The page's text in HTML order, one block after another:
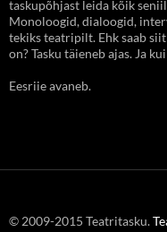
taskupõhjast leida kõik
Monoloogid, dialoogid,
tekiks teatripilt. Ehk saab
on? Tasku täieneb ajas. Ja
Eesriie avaneb.
© 2009-2015 Teatritasku.